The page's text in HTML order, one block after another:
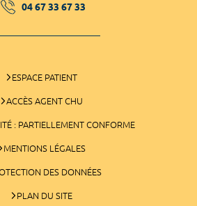
04 67 33 67 33
ESPACE PATIENT
ACCÈS AGENT CHU
: PARTIELLEMENT CONFORME
MENTIONS LÉGALES
DES DONNÉES
PLAN DU SITE